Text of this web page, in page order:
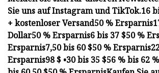
Sie uns auf Instagram und TikTok.16
+ kostenloser Versand50 % Ersparnis
Dollar50 % Ersparnis6 bis 37 $50 %
Ersparnis7,50 bis 60 $50 % Ersparnis
Ersparnis98 $ •30 bis 35 $56 % bis 62